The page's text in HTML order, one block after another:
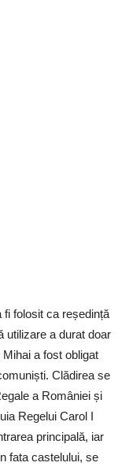
fi folosit ca reședință
utilizare a durat doar
a fost obligat
Clădirea se
a României și
Regelui Carol I
principală, iar
fata castelului, se